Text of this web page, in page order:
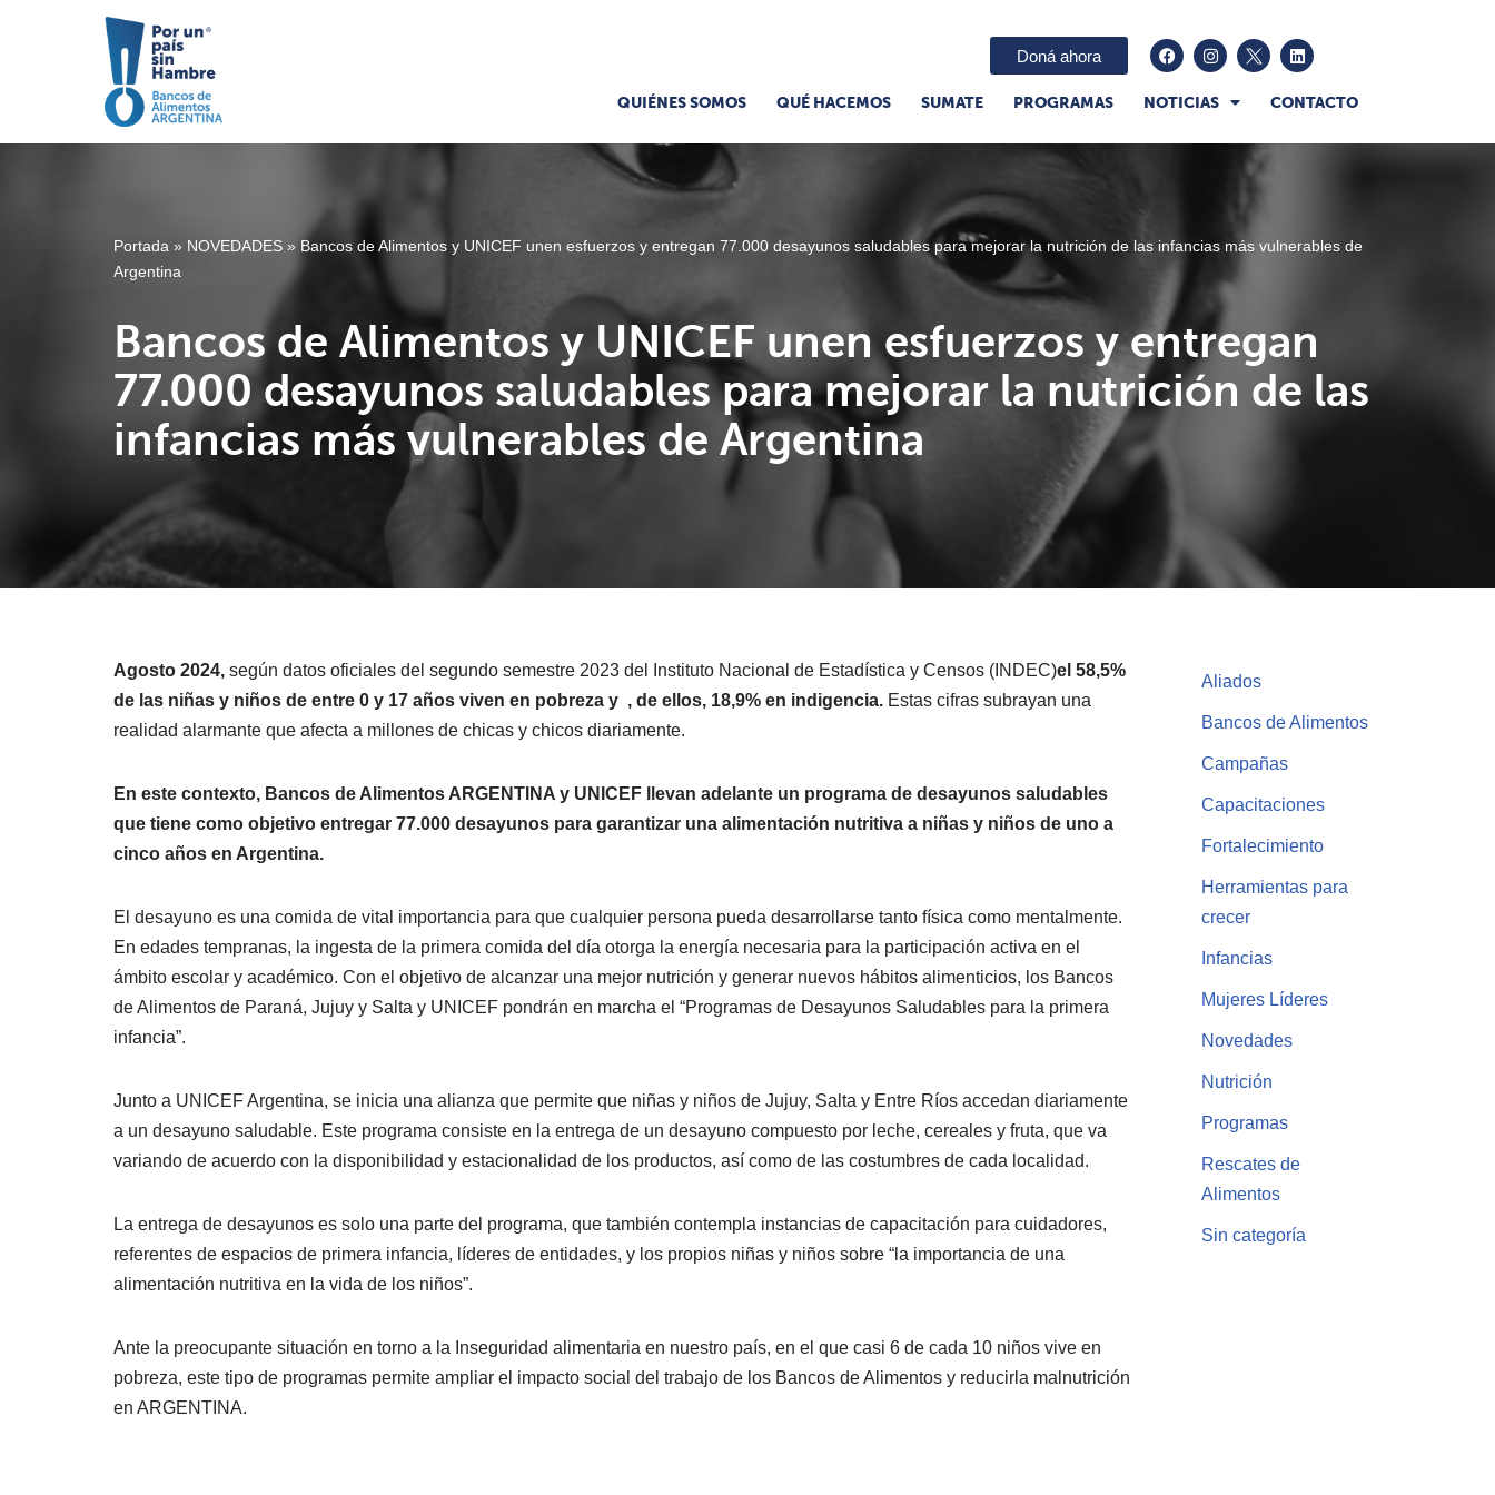
Doná ahora
QUIÉNES SOMOS QUÉ HACEMOS SUMATE PROGRAMAS NOTICIAS CONTACTO
Portada » NOVEDADES » Bancos de Alimentos y UNICEF unen esfuerzos y entregan 77.000 desayunos saludables para mejorar la nutrición de las infancias más vulnerables de
Argentina
Bancos de Alimentos y UNICEF unen esfuerzos y entregan
77.000 desayunos saludables para mejorar la nutrición de las
infancias más vulnerables de Argentina
Agosto 2024, según datos oficiales del segundo semestre 2023 del Instituto Nacional de Estadística y Censos (INDEC)el 58,5%
de las niñas y niños de entre 0 y 17 años viven en pobreza y , de ellos, 18,9% en indigencia. Estas cifras subrayan una
realidad alarmante que afecta a millones de chicas y chicos diariamente.
En este contexto, Bancos de Alimentos ARGENTINA y UNICEF llevan adelante un programa de desayunos saludables
que tiene como objetivo entregar 77.000 desayunos para garantizar una alimentación nutritiva a niñas y niños de uno a
cinco años en Argentina.
El desayuno es una comida de vital importancia para que cualquier persona pueda desarrollarse tanto física como mentalmente.
En edades tempranas, la ingesta de la primera comida del día otorga la energía necesaria para la participación activa en el
ámbito escolar y académico. Con el objetivo de alcanzar una mejor nutrición y generar nuevos hábitos alimenticios, los Bancos
de Alimentos de Paraná, Jujuy y Salta y UNICEF pondrán en marcha el “Programas de Desayunos Saludables para la primera
infancia”.
Junto a UNICEF Argentina, se inicia una alianza que permite que niñas y niños de Jujuy, Salta y Entre Ríos accedan diariamente
a un desayuno saludable. Este programa consiste en la entrega de un desayuno compuesto por leche, cereales y fruta, que va
variando de acuerdo con la disponibilidad y estacionalidad de los productos, así como de las costumbres de cada localidad.
La entrega de desayunos es solo una parte del programa, que también contempla instancias de capacitación para cuidadores,
referentes de espacios de primera infancia, líderes de entidades, y los propios niñas y niños sobre “la importancia de una
alimentación nutritiva en la vida de los niños”.
Ante la preocupante situación en torno a la Inseguridad alimentaria en nuestro país, en el que casi 6 de cada 10 niños vive en
pobreza, este tipo de programas permite ampliar el impacto social del trabajo de los Bancos de Alimentos y reducirla malnutrición
en ARGENTINA.
Aliados
Bancos de Alimentos
Campañas
Capacitaciones
Fortalecimiento
Herramientas para
crecer
Infancias
Mujeres Líderes
Novedades
Nutrición
Programas
Rescates de
Alimentos
Sin categoría